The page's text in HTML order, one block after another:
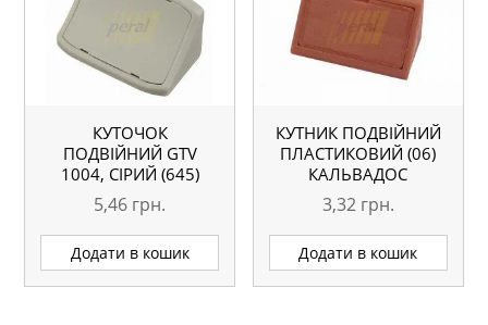
КУТОЧОК
ПОДВІЙНИЙ GTV
1004, СІРИЙ (645)
5,46 грн.
Додати в кошик
КУТНИК ПОДВІЙНИЙ
ПЛАСТИКОВИЙ (06)
КАЛЬВАДОС
3,32 грн.
Додати в кошик